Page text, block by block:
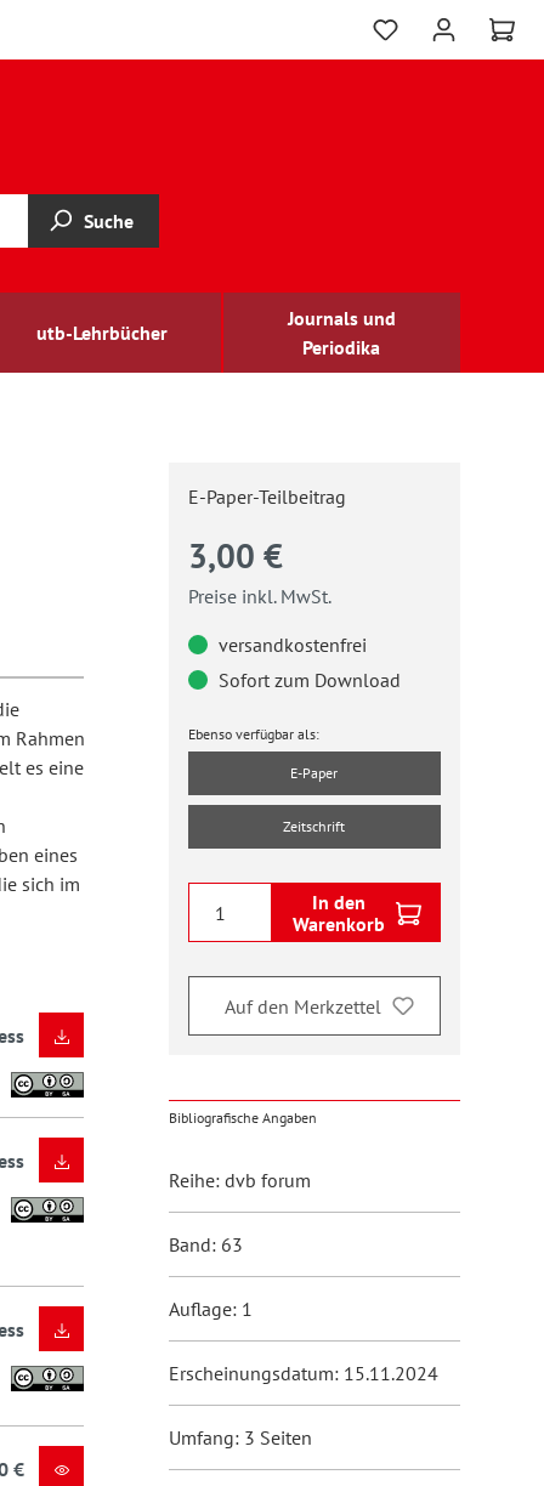
Suche
utb-Lehrbücher
Journals und
Periodika
Rahmen
es eine
eines
sich im
€
E-Paper-Teilbeitrag
3,00 €
Preise inkl. MwSt.
versandkostenfrei
Sofort zum Download
Ebenso verfügbar als:
E-Paper
Zeitschrift
In den
Warenkorb
Auf den Merkzettel
Bibliografische Angaben
Reihe: dvb forum
Band: 63
Auflage: 1
Erscheinungsdatum: 15.11.2024
Umfang: 3 Seiten